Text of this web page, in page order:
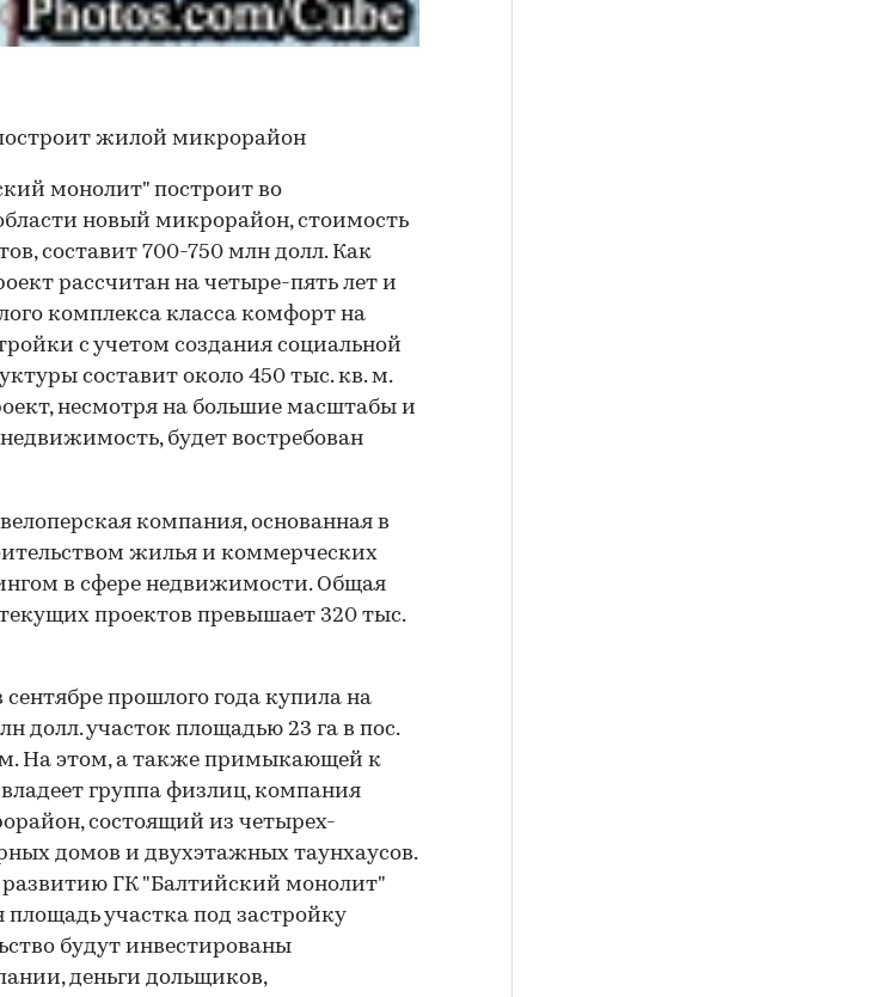
жилой микрорайон
монолит" построит во
новый микрорайон, стоимость
составит 700-750 млн долл. Как
рассчитан на четыре-пять лет и
комплекса класса комфорт на
с учетом создания социальной
составит около 450 тыс. кв. м.
несмотря на большие масштабы и
будет востребован
компания, основанная в
жилья и коммерческих
в сфере недвижимости. Общая
проектов превышает 320 тыс.
прошлого года купила на
долл. участок площадью 23 га в пос.
На этом, а также примыкающей к
группа физлиц, компания
состоящий из четырех-
домов и двухэтажных таунхаусов.
ГК "Балтийский монолит"
участка под застройку
будут инвестированы
деньги дольщиков,